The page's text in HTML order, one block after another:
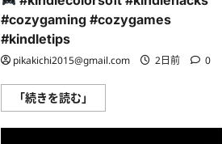
む
#cozygaming #cozygames
#kindletips
pikakichi2015@gmail.com 2日前 0
「続きを読む」
to
games